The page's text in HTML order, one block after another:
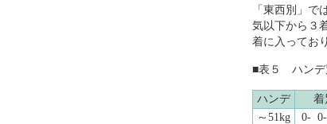
「東西別」
気以下から３
着に入ってお
■表５ ハンデ
ハンデ 着
～51kg
0-